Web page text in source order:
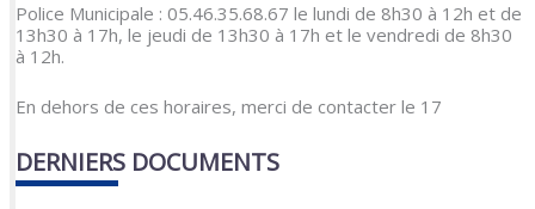
Police Municipale : 05.46.35.68.67 le lundi de 8h30 à 12h et de
13h30 à 17h, le jeudi de 13h30 à 17h et le vendredi de 8h30
à 12h.
En dehors de ces horaires, merci de contacter le 17
DERNIERS DOCUMENTS